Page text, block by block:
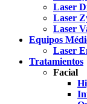
Laser
Laser
Laser
Equipos
Laser
Tratamientos
Facial